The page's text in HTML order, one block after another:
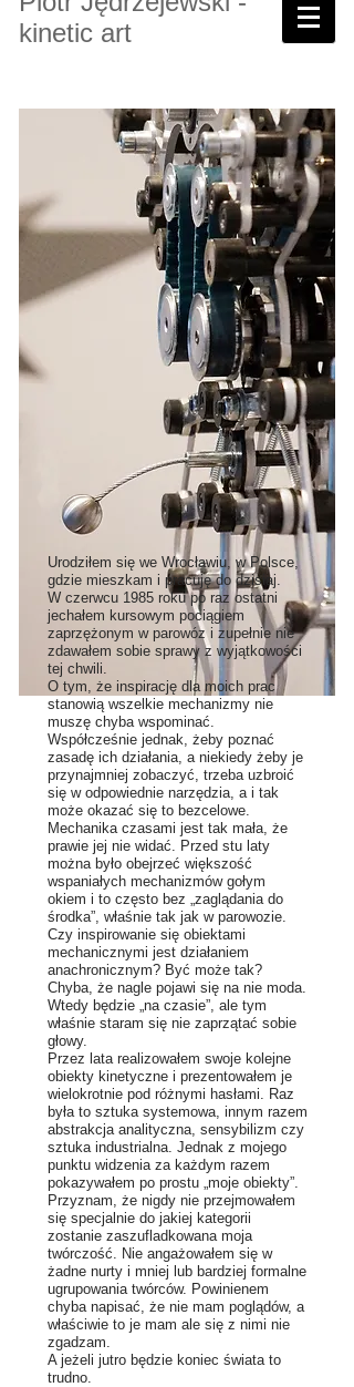
kinetic art
Urodziłem się we Wrocławiu, w Polsce,
gdzie mieszkam i pracuję do dzisiaj.
W czerwcu 1985 roku po raz ostatni
jechałem kursowym pociągiem
zaprzężonym w parowóz i zupełnie nie
zdawałem sobie sprawy z wyjątkowości
tej chwili.
O tym, że inspirację dla moich prac
stanowią wszelkie mechanizmy nie
muszę chyba wspominać.
Współcześnie jednak, żeby poznać
zasadę ich działania, a niekiedy żeby je
przynajmniej zobaczyć, trzeba uzbroić
się w odpowiednie narzędzia, a i tak
może okazać się to bezcelowe.
Mechanika czasami jest tak mała, że
prawie jej nie widać. Przed stu laty
można było obejrzeć większość
wspaniałych mechanizmów gołym
okiem i to często bez „zaglądania do
środka”, właśnie tak jak w parowozie.
Czy inspirowanie się obiektami
mechanicznymi jest działaniem
anachronicznym? Być może tak?
Chyba, że nagle pojawi się na nie moda.
Wtedy będzie „na czasie”, ale tym
właśnie staram się nie zaprzątać sobie
głowy.
Przez lata realizowałem swoje kolejne
obiekty kinetyczne i prezentowałem je
wielokrotnie pod różnymi hasłami. Raz
była to sztuka systemowa, innym razem
abstrakcja analityczna, sensybilizm czy
sztuka industrialna. Jednak z mojego
punktu widzenia za każdym razem
pokazywałem po prostu „moje obiekty”.
Przyznam, że nigdy nie przejmowałem
się specjalnie do jakiej kategorii
zostanie zaszufladkowana moja
twórczość. Nie angażowałem się w
żadne nurty i mniej lub bardziej formalne
ugrupowania twórców. Powinienem
chyba napisać, że nie mam poglądów, a
właściwie to je mam ale się z nimi nie
zgadzam.
A jeżeli jutro będzie koniec świata to
trudno.